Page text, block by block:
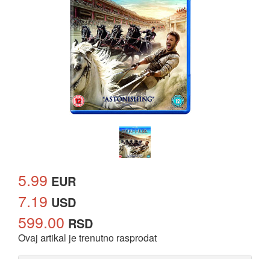
5.99 EUR
7.19 USD
599.00 RSD
Ovaj artikal je trenutno rasprodat